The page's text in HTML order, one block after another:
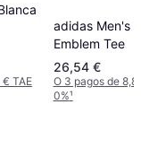
TAE
adidas Men's
Emblem Tee
26,54 €
O 3 pagos de
0%¹